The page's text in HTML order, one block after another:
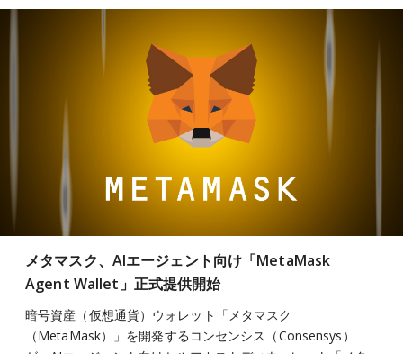
メタマスク、AIエージェント向け「MetaMask
Agent Wallet」正式提供開始
暗号資産（仮想通貨）ウォレット「メタマスク
（MetaMask）」を開発するコンセンシス（Consensys）